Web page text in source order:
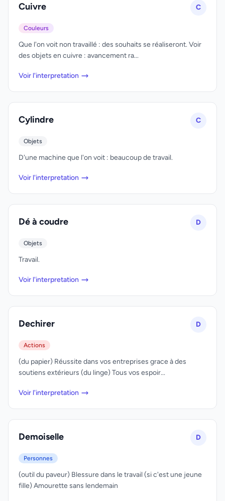
Cuivre C
Couleurs
Que l'on voit non travaillé : des souhaits se réaliseront. Voir
des objets en cuivre : avancement ra...
Voir l'interpretation
Cylindre C
Objets
D'une machine que l'on voit : beaucoup de travail.
Voir l'interpretation
Dé à coudre D
Objets
Travail.
Voir l'interpretation
Dechirer D
Actions
(du papier) Réussite dans vos entreprises grace à des
soutiens extérieurs (du linge) Tous vos espoir...
Voir l'interpretation
Demoiselle D
Personnes
(outil du paveur) Blessure dans le travail (si c'est une jeune
fille) Amourette sans lendemain